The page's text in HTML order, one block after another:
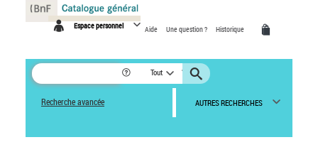
Espace personnel Aide Une question ? Historique
Tout
Recherche avancée AUTRES RECHERCHES
Panneau de gestion des cookies